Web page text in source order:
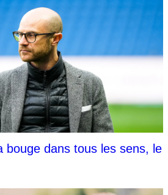
bouge dans tous les sens, le